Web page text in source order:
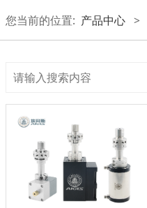
您当前的位置: 产品中心 >